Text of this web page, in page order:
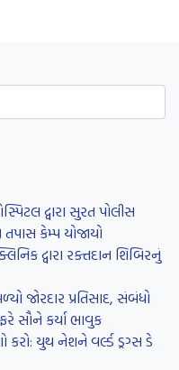
દ્વારા સુરત પોલીસ
કેમ્પ યોજાયો
દ્વારા રક્તદાન શિબિરનું
જોરદાર પ્રતિસાદ, સંબંધો
કર્યા ભાવુક
યુથ નેશને વર્લ્ડ ડ્રગ્સ ડે